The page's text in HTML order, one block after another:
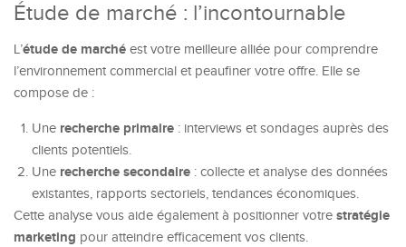
Étude de marché : l’incontournable
L’étude de marché est votre meilleure alliée pour comprendre
l’environnement commercial et peaufiner votre offre. Elle se
compose de :
Une recherche primaire : interviews et sondages auprès des
clients potentiels.
Une recherche secondaire : collecte et analyse des données
existantes, rapports sectoriels, tendances économiques.
Cette analyse vous aide également à positionner votre stratégie
marketing pour atteindre efficacement vos clients.